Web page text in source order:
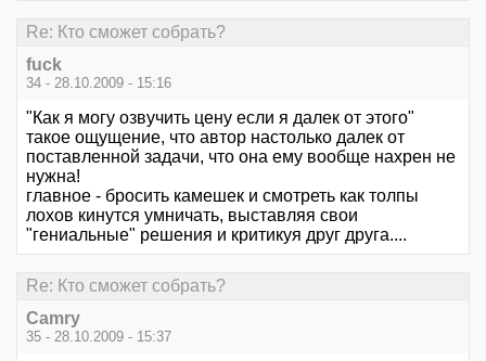
Re: Кто сможет собрать?
fuck
34 - 28.10.2009 - 15:16
"Как я могу озвучить цену если я далек от этого"
такое ощущение, что автор настолько далек от
поставленной задачи, что она ему вообще нахрен не
нужна!
главное - бросить камешек и смотреть как толпы
лохов кинутся умничать, выставляя свои
"гениальные" решения и критикуя друг друга....
Re: Кто сможет собрать?
Camry
35 - 28.10.2009 - 15:37